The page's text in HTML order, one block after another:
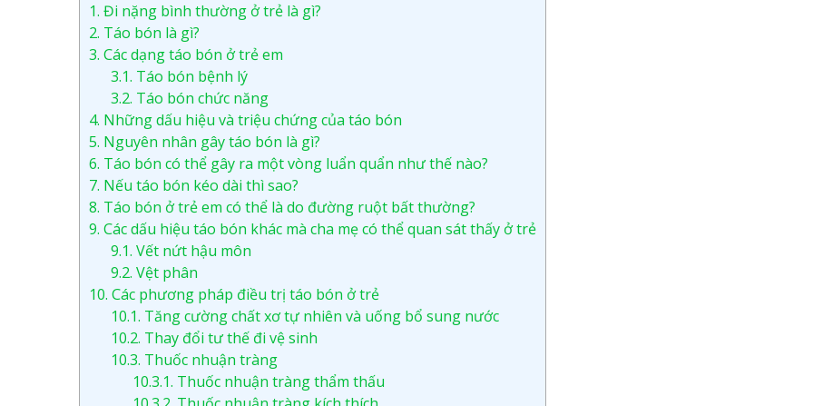
1. Đi nặng bình thường ở trẻ là gì?
2. Táo bón là gì?
3. Các dạng táo bón ở trẻ em
3.1. Táo bón bệnh lý
3.2. Táo bón chức năng
4. Những dấu hiệu và triệu chứng của táo bón
5. Nguyên nhân gây táo bón là gì?
6. Táo bón có thể gây ra một vòng luẩn quẩn như thế nào?
7. Nếu táo bón kéo dài thì sao?
8. Táo bón ở trẻ em có thể là do đường ruột bất thường?
9. Các dấu hiệu táo bón khác mà cha mẹ có thể quan sát thấy ở trẻ
9.1. Vết nứt hậu môn
9.2. Vệt phân
10. Các phương pháp điều trị táo bón ở trẻ
10.1. Tăng cường chất xơ tự nhiên và uống bổ sung nước
10.2. Thay đổi tư thế đi vệ sinh
10.3. Thuốc nhuận tràng
10.3.1. Thuốc nhuận tràng thẩm thấu